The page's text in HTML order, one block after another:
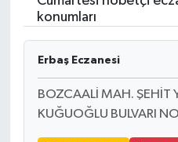
konumları
Erbaş Eczanesi
BOZCAALİ MAH. ŞEHİT
KUĞUOĞLU BULVARI
Resmi İlanlar